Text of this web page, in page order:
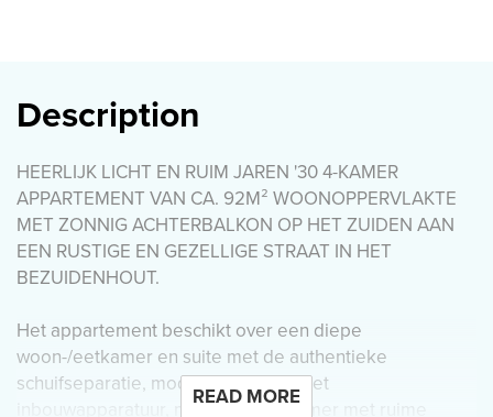
Description
HEERLIJK LICHT EN RUIM JAREN '30 4-KAMER
APPARTEMENT VAN CA. 92M² WOONOPPERVLAKTE
MET ZONNIG ACHTERBALKON OP HET ZUIDEN AAN
EEN RUSTIGE EN GEZELLIGE STRAAT IN HET
BEZUIDENHOUT.
Het appartement beschikt over een diepe
woon-/eetkamer en suite met de authentieke
schuifseparatie, moderne keuken met
inbouwapparatuur, moderne badkamer met ruime
READ MORE